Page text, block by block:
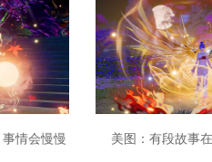
情会慢慢 美图：有段故事